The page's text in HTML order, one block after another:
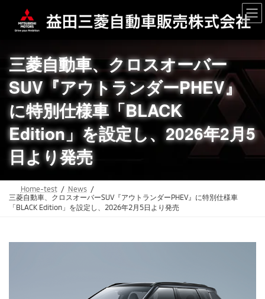
三菱自動車、クロスオーバー
SUV『アウトランダーPHEV』
に特別仕様車「BLACK
Edition」を設定し、2026年2月5
日より発売
Home-test
News
三菱自動車、クロスオーバーSUV『アウトランダーPHEV』に特別仕様車
「BLACK Edition」を設定し、2026年2月5日より発売